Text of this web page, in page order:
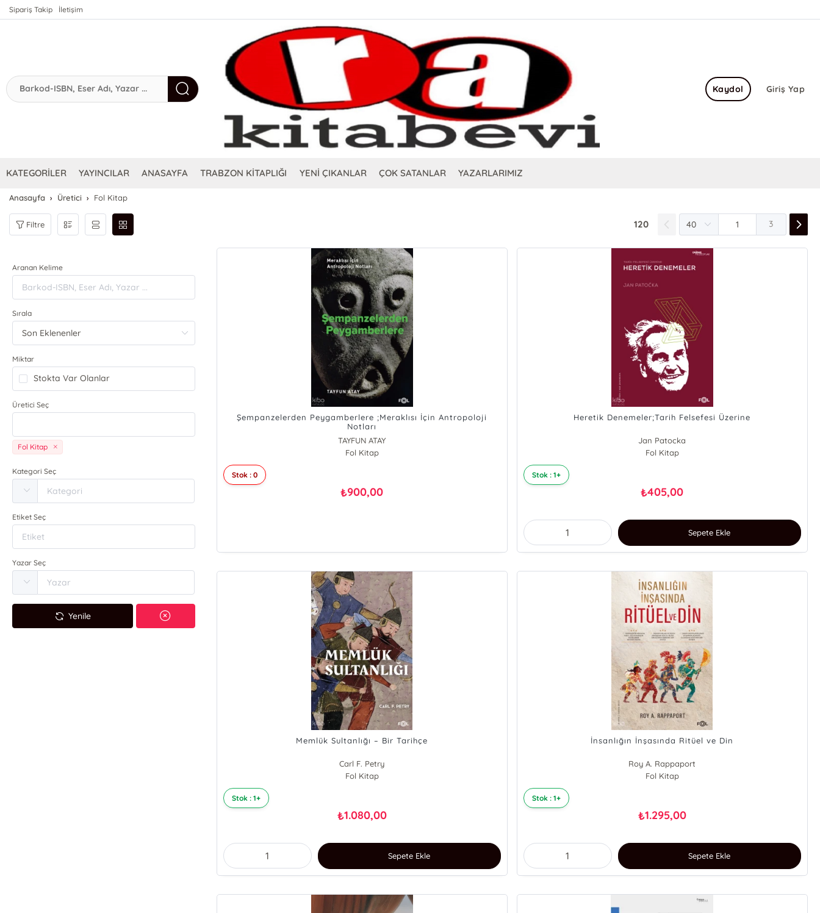
Sipariş Takip İletişim
Giriş Yap
Kaydol
KATEGORİLER YAYINCILAR ANASAYFA TRABZON KİTAPLIĞI YENİ ÇIKANLAR ÇOK SATANLAR YAZARLARIMIZ
Anasayfa Üretici Fol Kitap
Filtre 120 3
Aranan Kelime
Sırala
Miktar
Stokta Var Olanlar
Üretici Seç
Fol Kitap
Kategori Seç
Etiket Seç
Yazar Seç
Yenile
Şempanzelerden Peygamberlere ;Meraklısı İçin Antropoloji
Notları
TAYFUN ATAY
Fol Kitap
Stok : 0
₺900,00
Heretik Denemeler;Tarih Felsefesi Üzerine
Jan Patocka
Fol Kitap
Stok : 1+
₺405,00
Sepete Ekle
Memlük Sultanlığı – Bir Tarihçe
Carl F. Petry
Fol Kitap
Stok : 1+
₺1.080,00
Sepete Ekle
İnsanlığın İnşasında Ritüel ve Din
Roy A. Rappaport
Fol Kitap
Stok : 1+
₺1.295,00
Sepete Ekle